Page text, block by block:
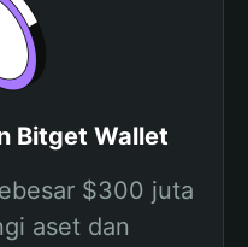
Bitget Wallet
$300 juta
aset dan